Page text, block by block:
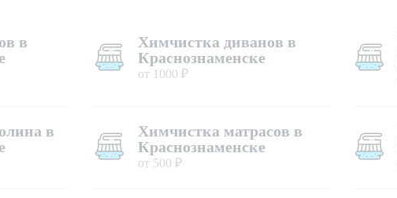
в
Химчистка диванов в
Краснознаменске
от 1000 ₽
в
Химчистка матрасов в
Краснознаменске
от 500 ₽